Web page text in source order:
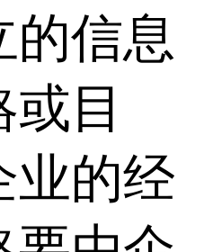
的信息
目
业的经